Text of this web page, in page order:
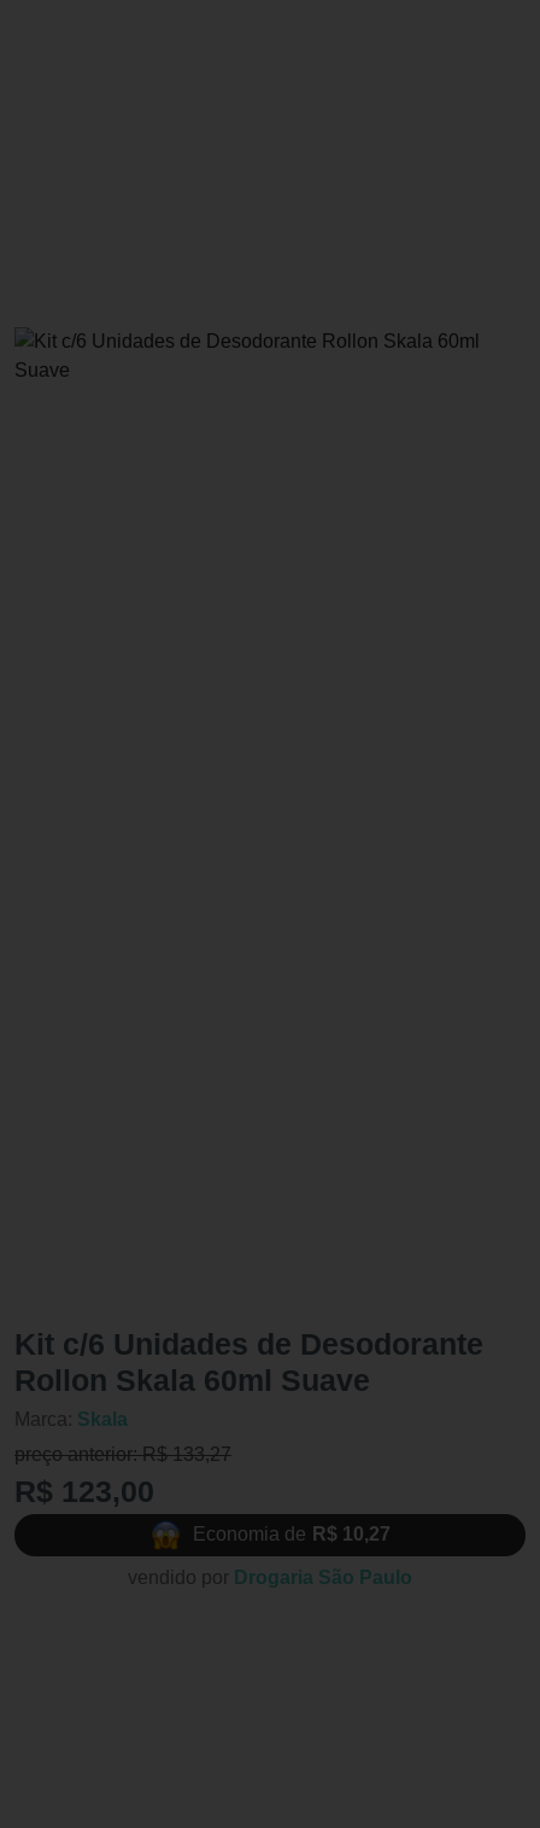
Kit c/6 Unidades de Desodorante
Rollon Skala 60ml Suave
Marca: Skala
preço anterior: R$ 133,27
R$ 123,00
Economia de R$ 10,27
vendido por Drogaria São Paulo